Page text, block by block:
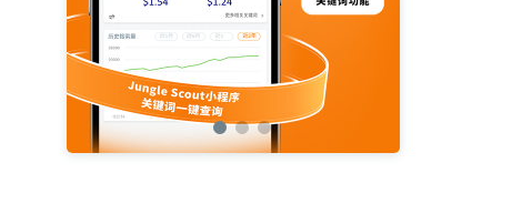
亚马逊优惠券 亚马逊ASIN listing优化
亚马逊主题 差评 亚马逊排名 关键词
listing 爆款最新 引流